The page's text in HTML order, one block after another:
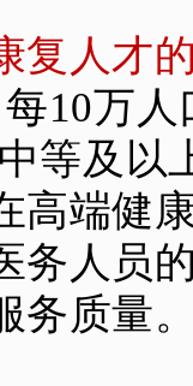
复人才
10万
等及以
高端健
务人员
务质量